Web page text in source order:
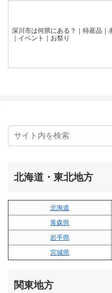
深川市は何県にある？｜特産品｜
｜イベント｜お祭り
北海道・東北地方
北海道
青森県
岩手県
宮城県
関東地方